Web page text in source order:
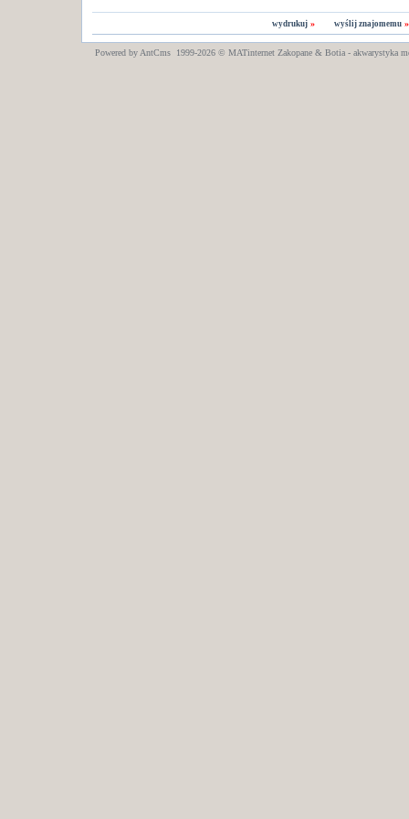
wydrukuj » wyślij znajomemu
Powered by AntCms 1999-2026 © MATinternet Zakopane& Botia - akwarystyka